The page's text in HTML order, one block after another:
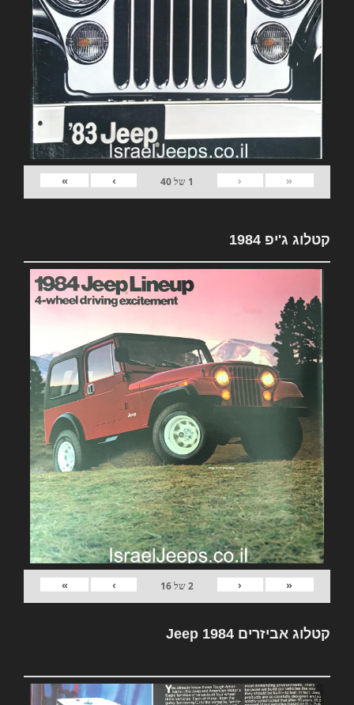
«
‹
1 של40
›
»
קטלוג ג'יפ 1984
«
‹
2של16
›
»
קטלוג אביזרים Jeep 1984